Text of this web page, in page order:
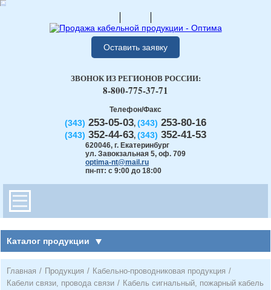
Оставить заявку
Телефон/Факс
(343) 253-05-03, (343) 253-80-16
(343) 352-44-63, (343) 352-41-53
620046, г. Екатеринбург
ул. Завокзальная 5, оф. 709
optima-nt@mail.ru
пн-пт: с 9:00 до 18:00
ЗВОНОК ИЗ РЕГИОНОВ РОССИИ:
8-800-775-37-71
Каталог продукции
Главная / Продукция / Кабельно-проводниковая продукция /
Кабели связи, провода связи / Кабель сигнальный, пожарный кабель